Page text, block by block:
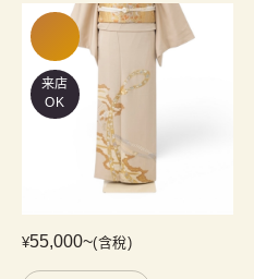
来店
OK
¥55,000~(含稅)